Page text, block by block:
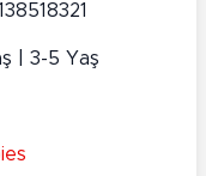
| 3-5 Yaş